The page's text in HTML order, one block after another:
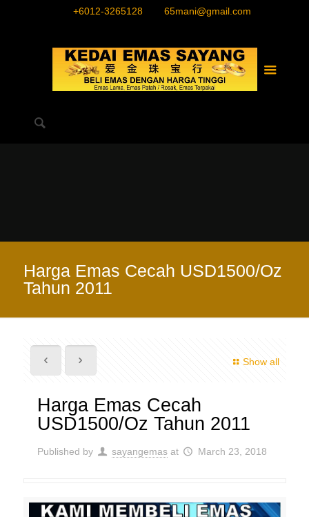
+6012-3265128 65mani@gmail.com
Harga Emas Cecah USD1500/Oz
Tahun 2011
Show all
Harga Emas Cecah
USD1500/Oz Tahun 2011
Published by sayangemas at March 23, 2018